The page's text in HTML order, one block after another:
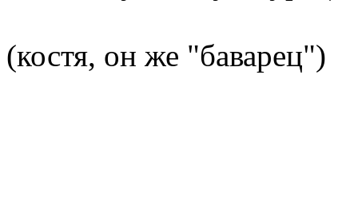
(костя, он же "баварец")